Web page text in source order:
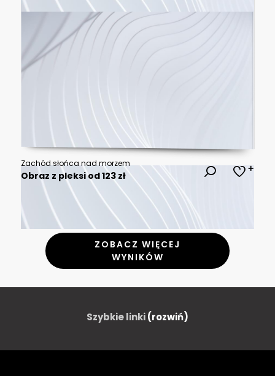
Zachód słońca nad morzem
Obraz z pleksi od 123 zł
ZOBACZ WIĘCEJ
WYNIKÓW
Szybkie linki(rozwiń)